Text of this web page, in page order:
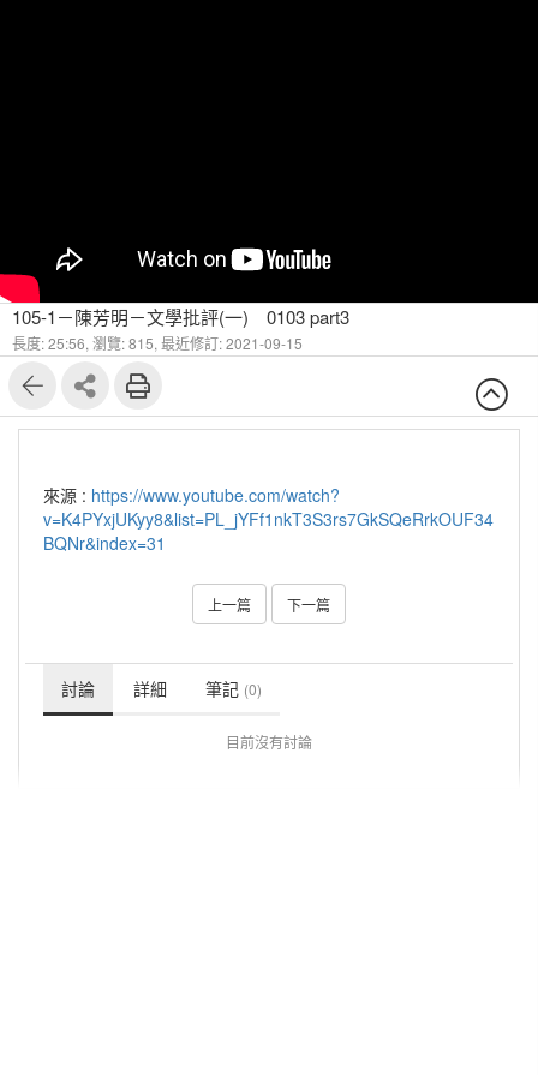
105-1－陳芳明－文學批評(一) 0103 part3
長度: 25:56, 瀏覽: 815, 最近修訂: 2021-09-15
來源 : https://www.youtube.com/watch?
v=K4PYxjUKyy8&list=PL_jYFf1nkT3S3rs7GkSQeRrkOUF34
BQNr&index=31
上一篇 下一篇
討論 詳細 筆記 (0)
目前沒有討論